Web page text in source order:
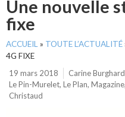
Une nouvelle
fixe
ACCUEIL » TOUTE L’ACTUALITÉ
4G FIXE
19 mars 2018
Carine Burghard
Le Pin-Murelet, Le Plan, Magazine,
Christaud